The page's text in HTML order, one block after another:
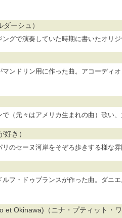
ーシュ）
グで演奏していた時期に書いたオリジ
ンドリン用に作った曲。アコーディ
（元々はアメリカ生まれの曲）歌い、
き）
のセーヌ河岸をそぞろ歩きする様な雰
フ・ドゥプランスが作った曲。ダニ
et Okinawa)（ニナ・プティット・